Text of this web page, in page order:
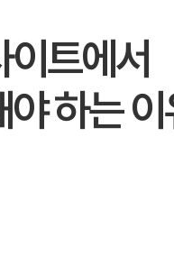
트는 질병 및 상해 치료비,
트에서
하는